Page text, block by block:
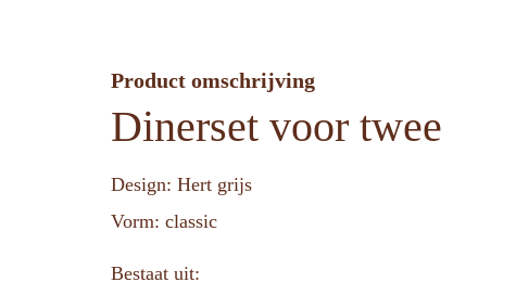
Product omschrijving
Dinerset voor twee
Design: Hert grijs
Vorm: classic
Bestaat uit: